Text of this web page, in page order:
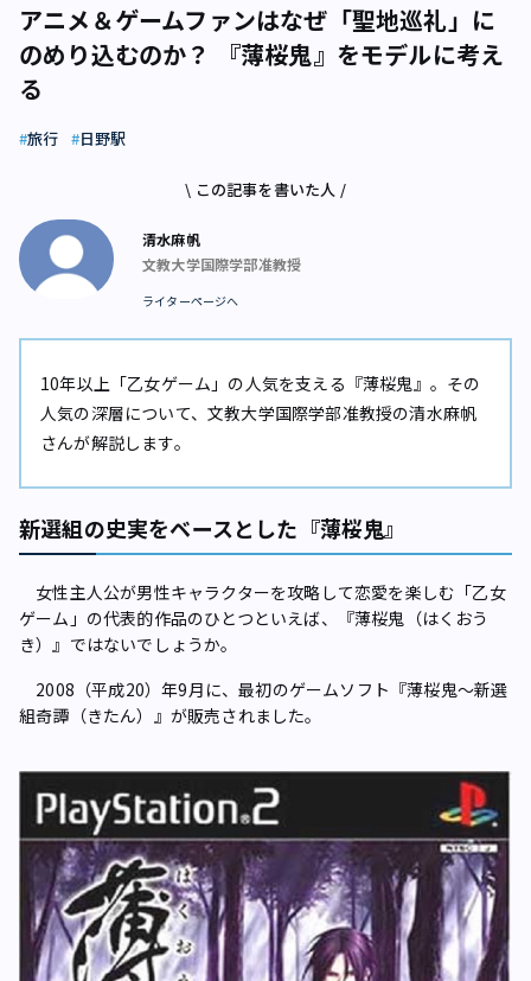
アニメ＆ゲームファンはなぜ「聖地巡礼」に
のめり込むのか？ 『薄桜鬼』をモデルに考え
る
旅行 日野駅
\ この記事を書いた人 /
清水麻帆
文教大学国際学部准教授
ライターページへ
10年以上「乙女ゲーム」の人気を支える『薄桜鬼』。その
人気の深層について、文教大学国際学部准教授の清水麻帆
さんが解説します。
新選組の史実をベースとした『薄桜鬼』
女性主人公が男性キャラクターを攻略して恋愛を楽しむ「乙女
ゲーム」の代表的作品のひとつといえば、『薄桜鬼（はくおう
き）』ではないでしょうか。
2008（平成20）年9月に、最初のゲームソフト『薄桜鬼～新選
組奇譚（きたん）』が販売されました。